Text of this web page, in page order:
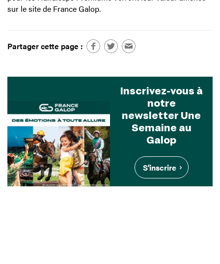
sur le site de France Galop.
Partager cette page :
Inscrivez-vous à
notre
newsletter Une
Semaine au
Galop
S'inscrire